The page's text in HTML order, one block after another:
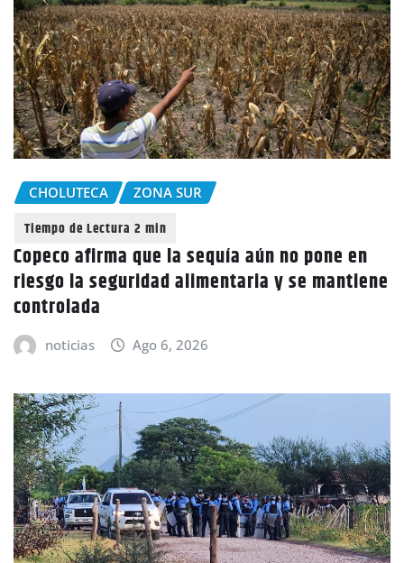
CHOLUTECA ZONA SUR
Copeco afirma que la sequía aún no pone en
riesgo la seguridad alimentaria y se mantiene
controlada
noticias Ago 6, 2026